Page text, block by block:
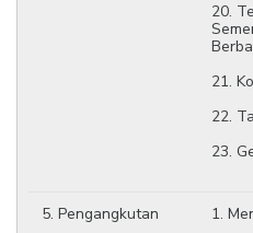
20.
21.
22.
23.
5. Pengangkutan
1.